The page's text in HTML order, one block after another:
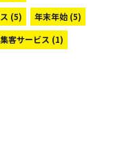
(5) 年末年始(5)
集客サービス (1)